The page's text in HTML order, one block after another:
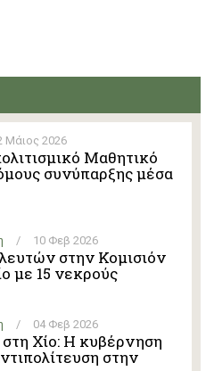
Μάιος 2026
Μαθητικό
συνύπαρξης μέσα
/ 10 Φεβ 2026
στην Κομισιόν
με 15 νεκρούς
/ 04 Φεβ 2026
Χίο: Η κυβέρνηση
στην